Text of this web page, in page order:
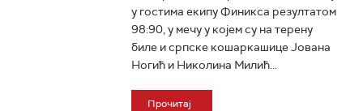
у гостима екипу Финикса резултатом
98:90, у мечу у којем су на терену
биле и српске кошаркашице Јована
Ногић и Николина Милић...
Прочитај